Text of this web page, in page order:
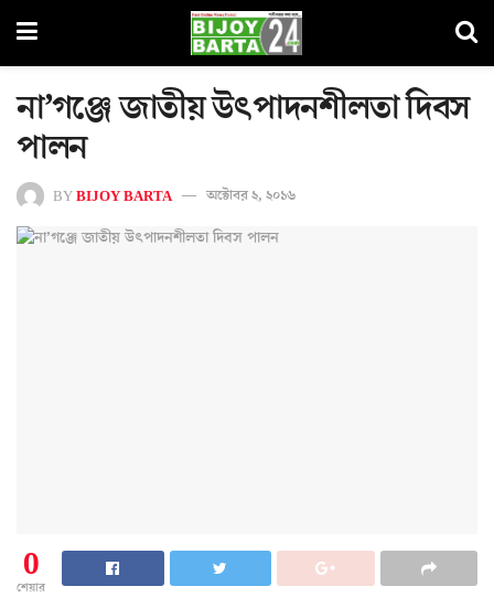
না’গঞ্জে জাতীয় উৎপাদনশীলতা দিবস
পালন
BYBIJOY BARTA অক্টোবর ২, ২০১৬
0
শেয়ার